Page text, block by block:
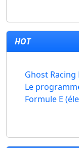
HOT
Ghost Racing
Le
Formule E